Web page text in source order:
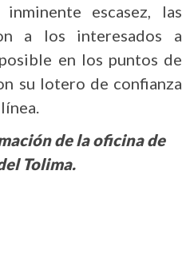
escasez, las
a los interesados a
en los puntos de
su lotero de confianza
de la oficina de
Tolima.